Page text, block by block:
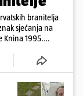
branitelja
sjećanja na
Knina 1995.